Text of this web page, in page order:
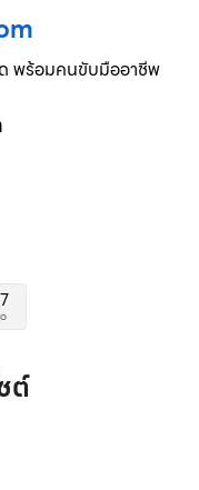
ด พร้อมคนขับมืออาชีพ
ต์